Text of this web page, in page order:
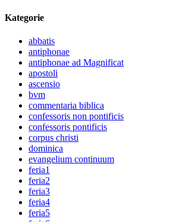
Kategorie
abbatis
antiphonae
antiphonae ad Magnificat
apostoli
ascensio
bvm
commentaria biblica
confessoris non pontificis
confessoris pontificis
corpus christi
dominica
evangelium continuum
feria1
feria2
feria3
feria4
feria5